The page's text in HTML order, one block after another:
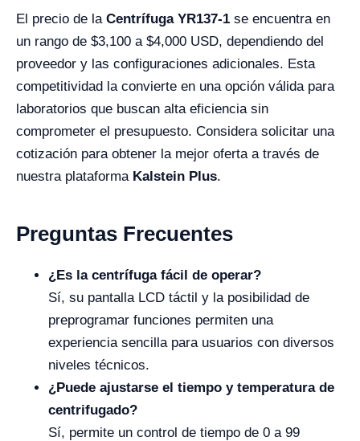
El precio de la Centrífuga YR137-1 se encuentra en
un rango de $3,100 a $4,000 USD, dependiendo del
proveedor y las configuraciones adicionales. Esta
competitividad la convierte en una opción válida para
laboratorios que buscan alta eficiencia sin
comprometer el presupuesto. Considera solicitar una
cotización para obtener la mejor oferta a través de
nuestra plataforma Kalstein Plus.
Preguntas Frecuentes
¿Es la centrífuga fácil de operar?
Sí, su pantalla LCD táctil y la posibilidad de
preprogramar funciones permiten una
experiencia sencilla para usuarios con diversos
niveles técnicos.
¿Puede ajustarse el tiempo y temperatura de
centrifugado?
Sí, permite un control de tiempo de 0 a 99